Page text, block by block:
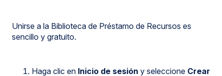
Unirse a la Biblioteca de Préstamo de Recursos es
sencillo y gratuito.
Haga clic en Inicio de sesión y seleccione Crear